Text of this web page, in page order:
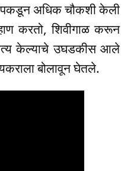
पकडून अधिक चौकशी केली
करतो, शिवीगाळ करून
कृत्य केल्याचे उघडकीस आले
बोलावून घेतले.